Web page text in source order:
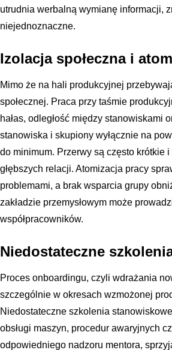
utrudnia werbalną wymianę informacji,
niejednoznaczne.
Izolacja społeczna i
Mimo że na hali produkcyjnej
społecznej. Praca przy taśmie
hałas, odległość między
stanowiska i skupiony wyłącznie na
do minimum. Przerwy są często krótkie
głębszych relacji. Atomizacja pracy
problemami, a brak wsparcia grupy
zakładzie przemysłowym może
współpracowników.
Niedostateczne
Proces onboardingu, czyli wdrażania
szczególnie w okresach wzmożonej
Niedostateczne szkolenia
obsługi maszyn, procedur awaryjnych
odpowiedniego nadzoru mentora,